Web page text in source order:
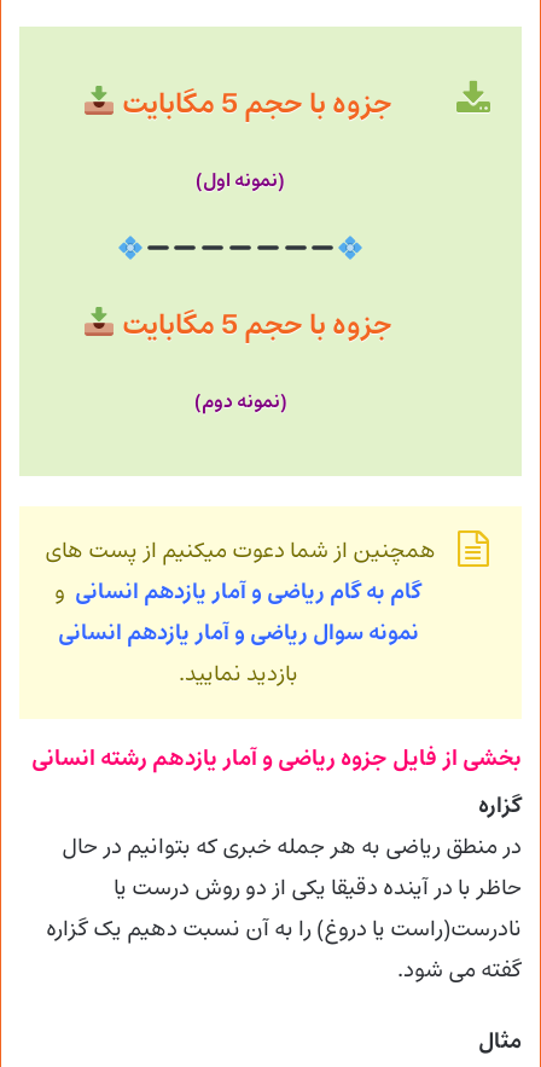
جزوه با حجم 5 مگابایت
(نمونه اول)
جزوه با حجم 5 مگابایت
(نمونه دوم)
همچنین از شما دعوت میکنیم از پست های
گام به گام ریاضی و آمار یازدهم انسانی و
نمونه سوال ریاضی و آماریازدهم انسانی
بازدید نمایید.
بخشی از فایل جزوه ریاضی و آمار یازدهم رشته انسانی
گزاره
در منطق ریاضی به هر جمله خبری که بتوانیم در حال
حاظر با در آینده دقیقا یکی از دو روش درست یا
نادرست(راست یا دروغ) را به آن نسبت دهیم یک گزاره
گفته می شود.
مثال